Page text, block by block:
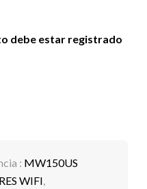
debe estar registrado
: MW150US
WIFI